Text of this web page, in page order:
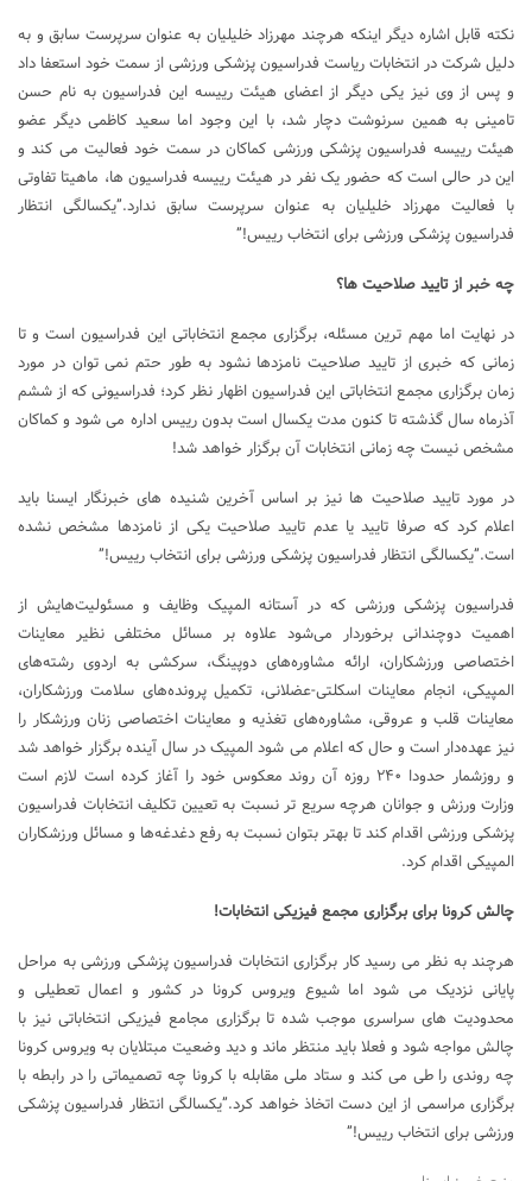
نکته قابل اشاره دیگر اینکه هرچند مهرزاد خلیلیان به عنوان سرپرست سابق و به
دلیل شرکت در انتخابات ریاست فدراسیون پزشکی ورزشی از سمت خود استعفا داد
و پس از وی نیز یکی دیگر از اعضای هیئت رییسه این فدراسیون به نام حسن
تامینی به همین سرنوشت دچار شد، با این وجود اما سعید کاظمی دیگر عضو
هیئت رییسه فدراسیون پزشکی ورزشی کماکان در سمت خود فعالیت می کند و
این در حالی است که حضور یک نفر در هیئت رییسه فدراسیون ها، ماهیتا تفاوتی
با فعالیت مهرزاد خلیلیان به عنوان سرپرست سابق ندارد.”یکسالگی انتظار
فدراسیون پزشکی ورزشی برای انتخاب رییس!”
چه خبر از تایید صلاحیت ها؟
در نهایت اما مهم ترین مسئله، برگزاری مجمع انتخاباتی این فدراسیون است و تا
زمانی که خبری از تایید صلاحیت نامزدها نشود به طور حتم نمی توان در مورد
زمان برگزاری مجمع انتخاباتی این فدراسیون اظهار نظر کرد؛ فدراسیونی که از ششم
آذرماه سال گذشته تا کنون مدت یکسال است بدون رییس اداره می شود و کماکان
مشخص نیست چه زمانی انتخابات آن برگزار خواهد شد!
در مورد تایید صلاحیت ها نیز بر اساس آخرین شنیده های خبرنگار ایسنا باید
اعلام کرد که صرفا تایید یا عدم تایید صلاحیت یکی از نامزدها مشخص نشده
است.”یکسالگی انتظار فدراسیون پزشکی ورزشی برای انتخاب رییس!”
فدراسیون پزشکی ورزشی که در آستانه المپیک وظایف و مسئولیت‌هایش از
اهمیت دوچندانی برخوردار می‌شود علاوه بر مسائل مختلفی نظیر معاینات
اختصاصی ورزشکاران، ارائه مشاوره‌های دوپینگ، سرکشی به اردوی رشته‌های
المپیکی، انجام معاینات اسکلتی-عضلانی، تکمیل پرونده‌های سلامت ورزشکاران،
معاینات قلب و عروقی، مشاوره‌های تغذیه و معاینات اختصاصی زنان ورزشکار را
نیز عهده‌دار است و حال که اعلام می شود المپیک در سال آینده برگزار خواهد شد
و روزشمار حدودا ۲۴۰ روزه آن روند معکوس خود را آغاز کرده است لازم است
وزارت ورزش و جوانان هرچه سریع تر نسبت به تعیین تکلیف انتخابات فدراسیون
پزشکی ورزشی اقدام کند تا بهتر بتوان نسبت به رفع دغدغه‌ها و مسائل ورزشکاران
المپیکی اقدام کرد.
چالش کرونا برای برگزاری مجمع فیزیکی انتخابات!
هرچند به نظر می رسید کار برگزاری انتخابات فدراسیون پزشکی ورزشی به مراحل
پایانی نزدیک می شود اما شیوع ویروس کرونا در کشور و اعمال تعطیلی و
محدودیت های سراسری موجب شده تا برگزاری مجامع فیزیکی انتخاباتی نیز با
چالش مواجه شود و فعلا باید منتظر ماند و دید وضعیت مبتلایان به ویروس کرونا
چه روندی را طی می کند و ستاد ملی مقابله با کرونا چه تصمیماتی را در رابطه با
برگزاری مراسمی از این دست اتخاذ خواهد کرد.”یکسالگی انتظار فدراسیون پزشکی
ورزشی برای انتخاب رییس!”